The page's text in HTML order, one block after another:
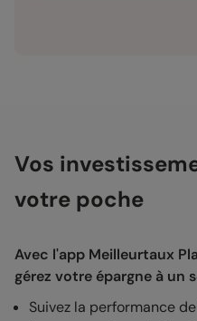
Vos
votre poche
Avec l'app Meilleurtaux
gérez votre épargne à un
Suivez la performance